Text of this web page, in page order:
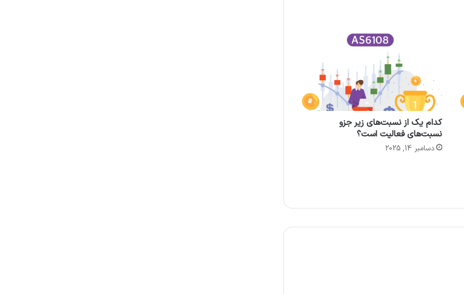
کدام یک از نسبت‌های زیر جزو
نسبت‌های فعالیت است؟
دسامبر 14, 2025